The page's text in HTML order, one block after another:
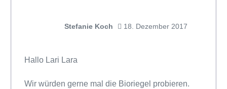
Stefanie Koch 18. Dezember 2017
Hallo Lari Lara
Wir würden gerne mal die Bioriegel probieren.